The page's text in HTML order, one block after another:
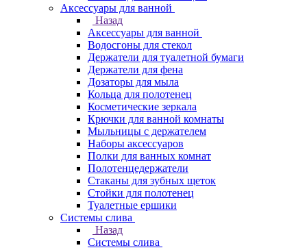
Аксессуары для ванной
Назад
Аксессуары для ванной
Водосгоны для стекол
Держатели для туалетной бумаги
Держатели для фена
Дозаторы для мыла
Кольца для полотенец
Косметические зеркала
Крючки для ванной комнаты
Мыльницы с держателем
Наборы аксессуаров
Полки для ванных комнат
Полотенцедержатели
Стаканы для зубных щеток
Стойки для полотенец
Туалетные ершики
Системы слива
Назад
Системы слива